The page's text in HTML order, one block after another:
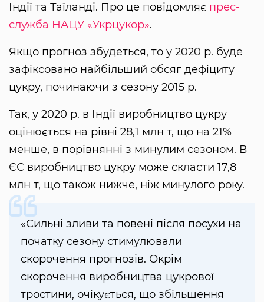
Індії та Таїланді. Про це повідомляє прес-
служба НАЦУ «Укрцукор».
Якщо прогноз збудеться, то у 2020 р. буде
зафіксовано найбільший обсяг дефіциту
цукру, починаючи з сезону 2015 р.
Так, у 2020 р. в Індії виробництво цукру
оцінюється на рівні 28,1 млн т, що на 21%
менше, в порівнянні з минулим сезоном. В
ЄС виробництво цукру може скласти 17,8
млн т, що також нижче, ніж минулого року.
«Сильні зливи та повені після посухи на
початку сезону стимулювали
скорочення прогнозів. Окрім
скорочення виробництва цукрової
тростини, очікується, що збільшення